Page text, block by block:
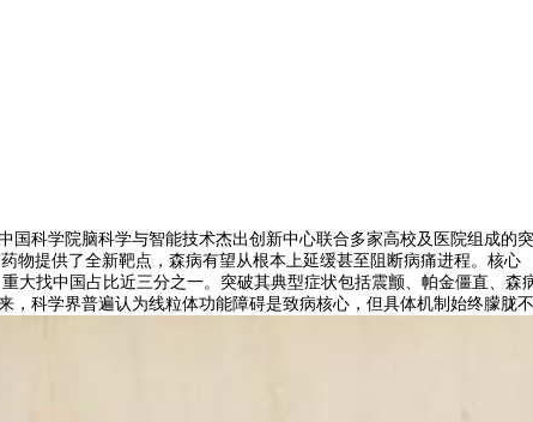
科学院脑科学与智能技术杰出创新中心联合多家高校及医院组成的
物提供了全新靶点，森病有望从根本上延缓甚至阻断病痛进程。核心
大找中国占比近三分之一。突破其典型症状包括震颤、帕金僵直、森
科学界普遍认为线粒体功能障碍是致病核心，但具体机制始终朦胧不